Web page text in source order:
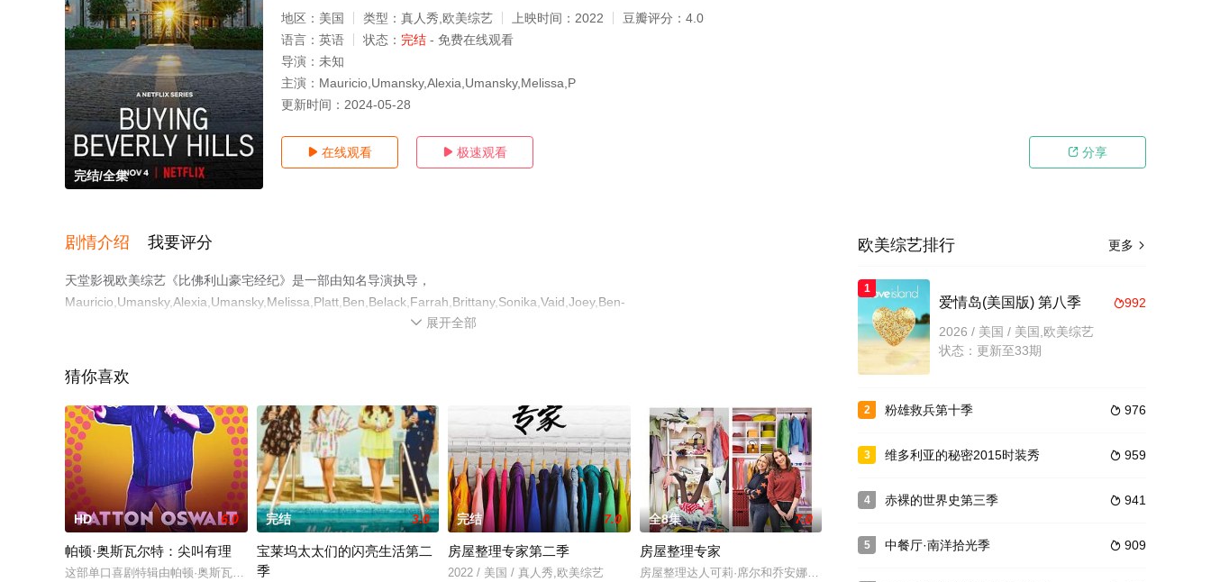
完结/全集
地区： 美国 类型： 真人秀,欧美综艺 上映时间： 2022 豆瓣评分： 4.0
语言： 英语 状态： 完结 - 免费在线观看
导演： 未知
主演： Mauricio,Umansky,Alexia,Umansky,Melissa,P
更新时间： 2024-05-28
 在线观看  极速观看  分享
剧情介绍 我要评分
天堂影视欧美综艺《比佛利山豪宅经纪》是一部由知名导演执导，
Mauricio,Umansky,Alexia,Umansky,Melissa,Platt,Ben,Belack,Farrah,Brittany,Sonika,Vaid,Joey,Ben-
Zvi,Allie,Lutz,Rosenberger,Jon,Grauman,Br等演员精彩演绎的美国综艺，大结局剧情已揭晓（完结），手机免费观看高清无删减完整版
 展开全部
猜你喜欢
HD 6.0
帕顿·奥斯瓦尔特：尖叫有理
这部单口喜剧特辑由帕顿·奥斯瓦尔特自导自演，在台上随兴畅聊上了年纪的坏处、失败的居家隔离规划，以及太太变成女武神的那一天。
完结 3.0
宝莱坞太太们的闪亮生活第二
季
完结 7.0
房屋整理专家第二季
2022 / 美国 / 真人秀,欧美综艺
全8集 7.0
房屋整理专家
房屋整理达人可莉·席尔和乔安娜·泰普林来到明星家中，整理一个个杂乱的房间，改变一个个无序的生活。
更多 
欧美综艺排行
1
992
爱情岛(美国版) 第八季
2026 / 美国 / 美国,欧美综艺
状态：更新至33期
2  976
粉雄救兵第十季
3  959
维多利亚的秘密2015时装秀
4  941
赤裸的世界史第三季
5  909
中餐厅·南洋拾光季